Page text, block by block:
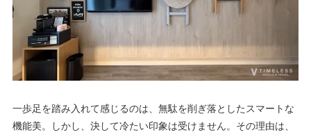
一歩足を踏み入れて感じるのは、無駄を削ぎ落としたスマートな
機能美。しかし、決して冷たい印象は受けません。その理由は、